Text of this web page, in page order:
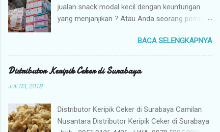
jualan snack modal kecil dengan keuntungan
yang menjanjikan ? Atau Anda seorang pemilik
tangan pertama dengan harga grosir camilan
kiloan termurah ? Camilan Nusantara hadir
sebagai jawaban atas kebutuhan bisnis Anda !
Kami adalah distributor snack nusantara
berkualitas premium langsung dari gudang
pusat (tangan pertama). Mengapa Memilih
BACA SELENGKAPNYA
Distributor Keripik Ceker di Surabaya
Juli 03, 2018
Distributor Keripik Ceker di Surabaya Camilan
Nusantara Distributor Keripik Ceker di Surabaya